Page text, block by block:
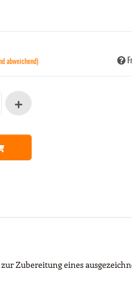
abweichend)
Zubereitung eines